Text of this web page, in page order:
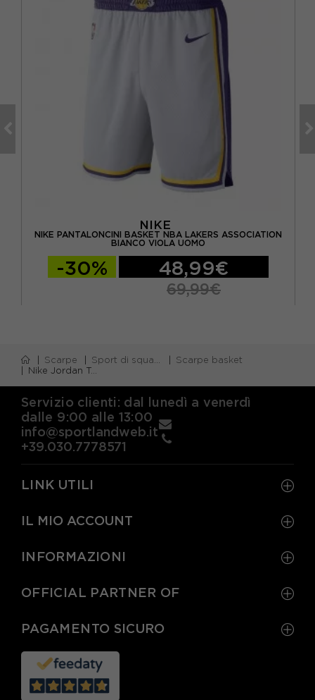
NIKE
NIKE PANTALONCINI BASKET NBA LAKERS ASSOCIATION
BIANCO VIOLA UOMO
-30% 48,99€
69,99€
Scarpe Sport di squadra
Scarpe basket
Nike Jordan Tatum 4 Se Bg Gs Cactus Nero - Scarpe Basket Bambino
Servizio clienti: dal lunedì a venerdì
dalle 9:00 alle 13:00
info@sportlandweb.it
+39.030.7778571
LINK UTILI
IL MIO ACCOUNT
INFORMAZIONI
OFFICIAL PARTNER OF
PAGAMENTO SICURO